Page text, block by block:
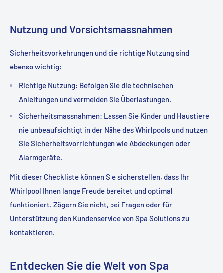
Nutzung und Vorsichtsmassnahmen
Sicherheitsvorkehrungen und die richtige Nutzung sind
ebenso wichtig:
Richtige Nutzung: Befolgen Sie die technischen
Anleitungen und vermeiden Sie Überlastungen.
Sicherheitsmassnahmen: Lassen Sie Kinder und Haustiere
nie unbeaufsichtigt in der Nähe des Whirlpools und nutzen
Sie Sicherheitsvorrichtungen wie Abdeckungen oder
Alarmgeräte.
Mit dieser Checkliste können Sie sicherstellen, dass Ihr
Whirlpool Ihnen lange Freude bereitet und optimal
funktioniert. Zögern Sie nicht, bei Fragen oder für
Unterstützung den Kundenservice von Spa Solutions zu
kontaktieren.
Entdecken Sie die Welt von Spa